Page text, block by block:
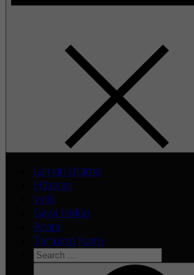
Laman Utama
Hiburan
Viral
Gaya Hidup
Acara
Tentang Kami
Search
for: